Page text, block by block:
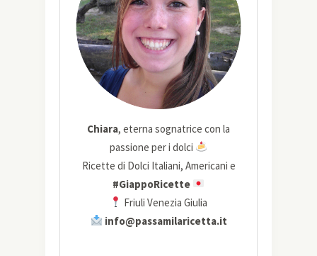
Chiara, eterna sognatrice con la
passione per i dolci
Ricette di Dolci Italiani, Americani e
#GiappoRicette
Friuli Venezia Giulia
info@passamilaricetta.it